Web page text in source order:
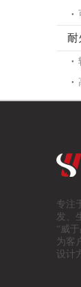
耐
专注
发、
“威
为客
设计